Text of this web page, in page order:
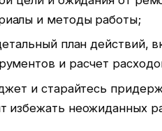
и методы работы;
план
и расчет
и старайтесь
избежать неожиданных